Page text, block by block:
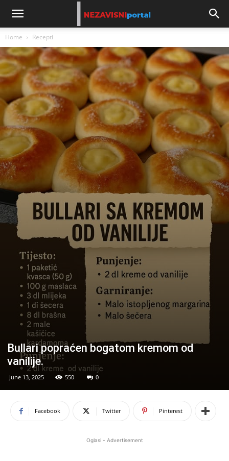
Home Recepti
Bullari popraćen bogatom kremom od
vanilije.
June 13, 2025 550 0
Facebook Twitter Pinterest
Oglasi - Advertisement